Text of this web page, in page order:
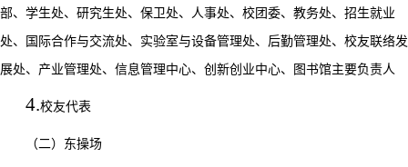
部、学生处、研究生处、保卫处、人事处、校团委、教务处、招生就业
处、国际合作与交流处、实验室与设备管理处、后勤管理处、校友联络发
展处、产业管理处、信息管理中心、创新创业中心、图书馆主要负责人
4.校友代表
（二）东操场